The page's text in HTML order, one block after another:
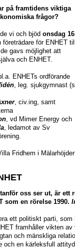
på framtidens viktiga
frågor?
vi och bjöd onsdag 16
företrädare för ENHET
gavs möjlighet att
och ENHET.
ENHETs ordförande
, leg. sjukgymnast
, civ.ing, samt
, vd Mimer Energy och
, ledamot av Sv
Fridhem i
oss ser ut, är ett
som en rörelse 1990.
ett politiskt parti,
framhåller vikten
och mänskliga
och en kärleksfull